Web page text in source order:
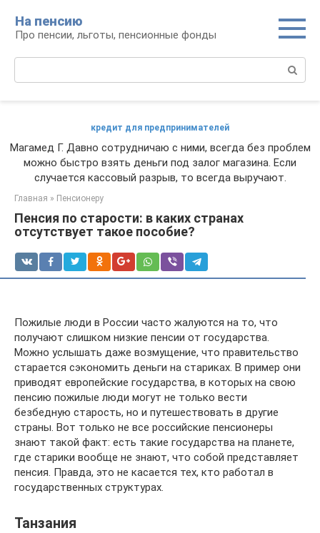
контенту
На пенсию
Про пенсии, льготы, пенсионные фонды
кредит для предпринимателей
Магамед Г. Давно сотрудничаю с ними, всегда без проблем
можно быстро взять деньги под залог магазина. Если
случается кассовый разрыв, то всегда выручают.
Главная » Пенсионеру
Пенсия по старости: в каких странах
отсутствует такое пособие?
Пожилые люди в России часто жалуются на то, что
получают слишком низкие пенсии от государства.
Можно услышать даже возмущение, что правительство
старается сэкономить деньги на стариках. В пример они
приводят европейские государства, в которых на свою
пенсию пожилые люди могут не только вести
безбедную старость, но и путешествовать в другие
страны. Вот только не все российские пенсионеры
знают такой факт: есть такие государства на планете,
где старики вообще не знают, что собой представляет
пенсия. Правда, это не касается тех, кто работал в
государственных структурах.
Танзания